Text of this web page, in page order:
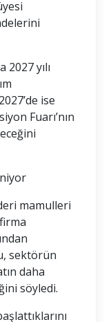
2027 yılı
ise
Fuarı’nın
mamulleri
sektörün
daha
söyledi.